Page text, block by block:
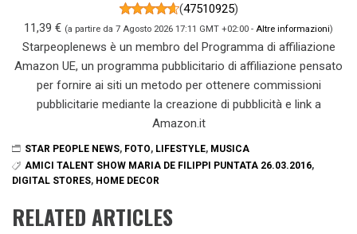
(47510925)
11,39 € (a partire da 7 Agosto 2026 17:11 GMT +02:00 - Altre informazioni)
Starpeoplenews è un membro del Programma di affiliazione
Amazon UE, un programma pubblicitario di affiliazione pensato
per fornire ai siti un metodo per ottenere commissioni
pubblicitarie mediante la creazione di pubblicità e link a
Amazon.it
STAR PEOPLE NEWS, FOTO, LIFESTYLE, MUSICA
AMICI TALENT SHOW MARIA DE FILIPPI PUNTATA 26.03.2016,
DIGITAL STORES, HOME DECOR
RELATED ARTICLES